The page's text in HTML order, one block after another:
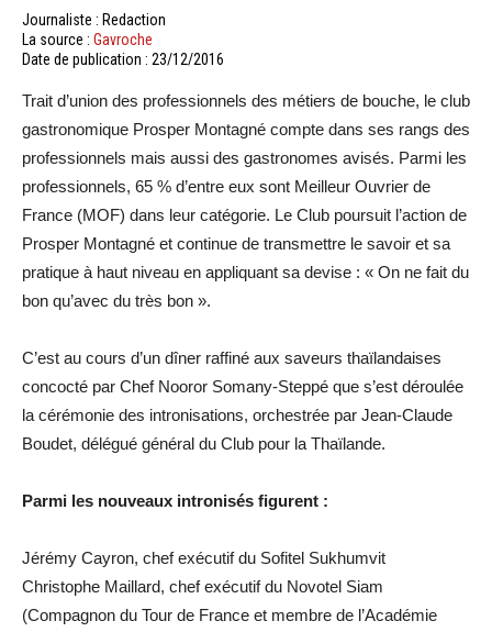
Journaliste : Redaction
La source : Gavroche
Date de publication : 23/12/2016
Trait d’union des professionnels des métiers de bouche, le club
gastronomique Prosper Montagné compte dans ses rangs des
professionnels mais aussi des gastronomes avisés. Parmi les
professionnels, 65 % d’entre eux sont Meilleur Ouvrier de
France (MOF) dans leur catégorie. Le Club poursuit l’action de
Prosper Montagné et continue de transmettre le savoir et sa
pratique à haut niveau en appliquant sa devise : « On ne fait du
bon qu’avec du très bon ».
C’est au cours d’un dîner raffiné aux saveurs thaïlandaises
concocté par Chef Nooror Somany-Steppé que s’est déroulée
la cérémonie des intronisations, orchestrée par Jean-Claude
Boudet, délégué général du Club pour la Thaïlande.
Parmi les nouveaux intronisés figurent :
Jérémy Cayron, chef exécutif du Sofitel Sukhumvit
Christophe Maillard, chef exécutif du Novotel Siam
(Compagnon du Tour de France et membre de l’Académie